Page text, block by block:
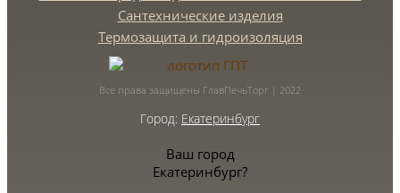
Сантехнические изделия
Термозащита и гидроизоляция
Все права защищены ГлавПечьТорг | 2022
Город: Екатеринбург
Ваш город
Екатеринбург?